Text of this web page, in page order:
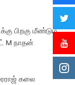
பிறகு மீண்டும்
M நாதன்
கலை